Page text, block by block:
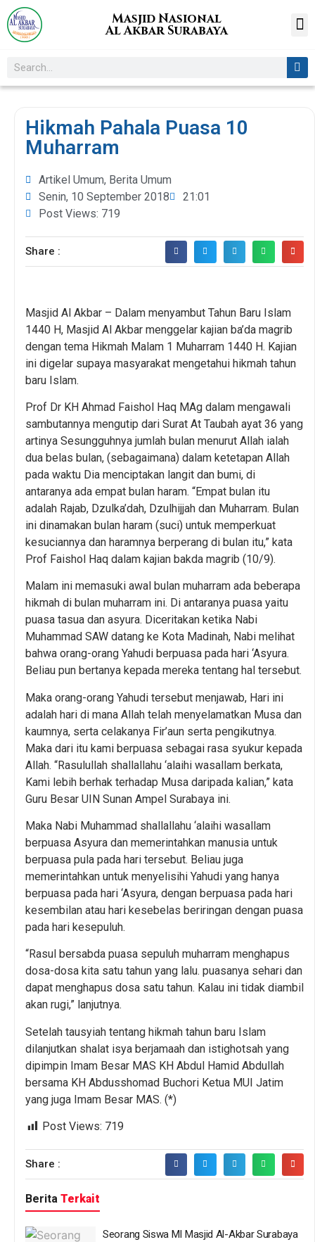
Masjid Nasional
Al Akbar Surabaya
Hikmah Pahala Puasa 10
Muharram
Artikel Umum, Berita Umum
Senin, 10 September 2018
21:01
Post Views: 719
Share :
Masjid Al Akbar – Dalam menyambut Tahun Baru Islam
1440 H, Masjid Al Akbar menggelar kajian ba’da magrib
dengan tema Hikmah Malam 1 Muharram 1440 H. Kajian
ini digelar supaya masyarakat mengetahui hikmah tahun
baru Islam.
Prof Dr KH Ahmad Faishol Haq MAg dalam mengawali
sambutannya mengutip dari Surat At Taubah ayat 36 yang
artinya Sesungguhnya jumlah bulan menurut Allah ialah
dua belas bulan, (sebagaimana) dalam ketetapan Allah
pada waktu Dia menciptakan langit dan bumi, di
antaranya ada empat bulan haram. “Empat bulan itu
adalah Rajab, Dzulka’dah, Dzulhijjah dan Muharram. Bulan
ini dinamakan bulan haram (suci) untuk memperkuat
kesuciannya dan haramnya berperang di bulan itu,” kata
Prof Faishol Haq dalam kajian bakda magrib (10/9).
Malam ini memasuki awal bulan muharram ada beberapa
hikmah di bulan muharram ini. Di antaranya puasa yaitu
puasa tasua dan asyura. Diceritakan ketika Nabi
Muhammad SAW datang ke Kota Madinah, Nabi melihat
bahwa orang-orang Yahudi berpuasa pada hari ‘Asyura.
Beliau pun bertanya kepada mereka tentang hal tersebut.
Maka orang-orang Yahudi tersebut menjawab, Hari ini
adalah hari di mana Allah telah menyelamatkan Musa dan
kaumnya, serta celakanya Fir’aun serta pengikutnya.
Maka dari itu kami berpuasa sebagai rasa syukur kepada
Allah. “Rasulullah shallallahu ‘alaihi wasallam berkata,
Kami lebih berhak terhadap Musa daripada kalian,” kata
Guru Besar UIN Sunan Ampel Surabaya ini.
Maka Nabi Muhammad shallallahu ‘alaihi wasallam
berpuasa Asyura dan memerintahkan manusia untuk
berpuasa pula pada hari tersebut. Beliau juga
memerintahkan untuk menyelisihi Yahudi yang hanya
berpuasa pada hari ‘Asyura, dengan berpuasa pada hari
kesembilan atau hari kesebelas beriringan dengan puasa
pada hari kesepuluh.
“Rasul bersabda puasa sepuluh muharram menghapus
dosa-dosa kita satu tahun yang lalu. puasanya sehari dan
dapat menghapus dosa satu tahun. Kalau ini tidak diambil
akan rugi,” lanjutnya.
Setelah tausyiah tentang hikmah tahun baru Islam
dilanjutkan shalat isya berjamaah dan istighotsah yang
dipimpin Imam Besar MAS KH Abdul Hamid Abdullah
bersama KH Abdusshomad Buchori Ketua MUI Jatim
yang juga Imam Besar MAS. (*)
Post Views: 719
Share :
Berita Terkait
Seorang Siswa MI Masjid Al-Akbar Surabaya